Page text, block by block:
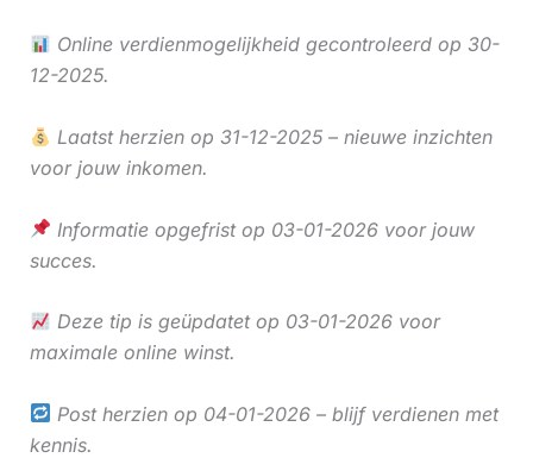
Online verdienmogelijkheid gecontroleerd op 30-
12-2025.
Laatst herzien op 31-12-2025 – nieuwe inzichten
voor jouw inkomen.
Informatie opgefrist op 03-01-2026 voor jouw
succes.
Deze tip is geüpdatet op 03-01-2026 voor
maximale online winst.
Post herzien op 04-01-2026 – blijf verdienen met
kennis.